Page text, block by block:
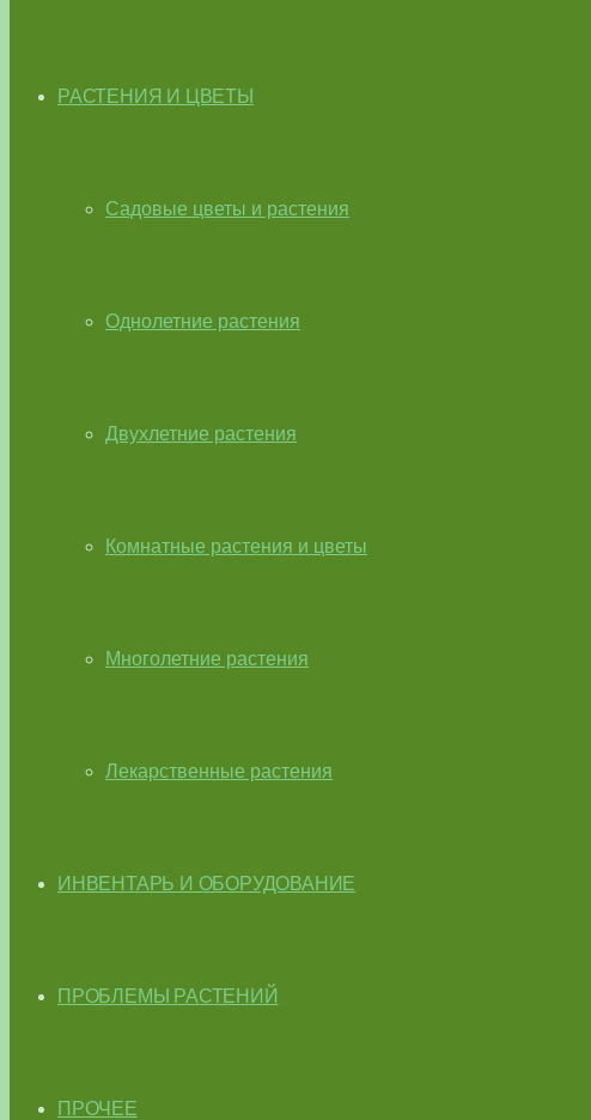
РАСТЕНИЯ И ЦВЕТЫ
Садовые цветы и растения
Однолетние растения
Двухлетние растения
Комнатные растения и цветы
Многолетние растения
Лекарственные растения
ИНВЕНТАРЬ И ОБОРУДОВАНИЕ
ПРОБЛЕМЫ РАСТЕНИЙ
ПРОЧЕЕ